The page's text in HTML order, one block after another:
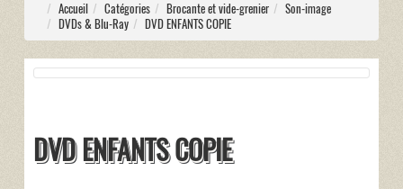
Accueil Catégories Brocante et vide-grenier
Son-image
DVDs & Blu-Ray
DVD ENFANTS COPIE
DVD ENFANTS COPIE